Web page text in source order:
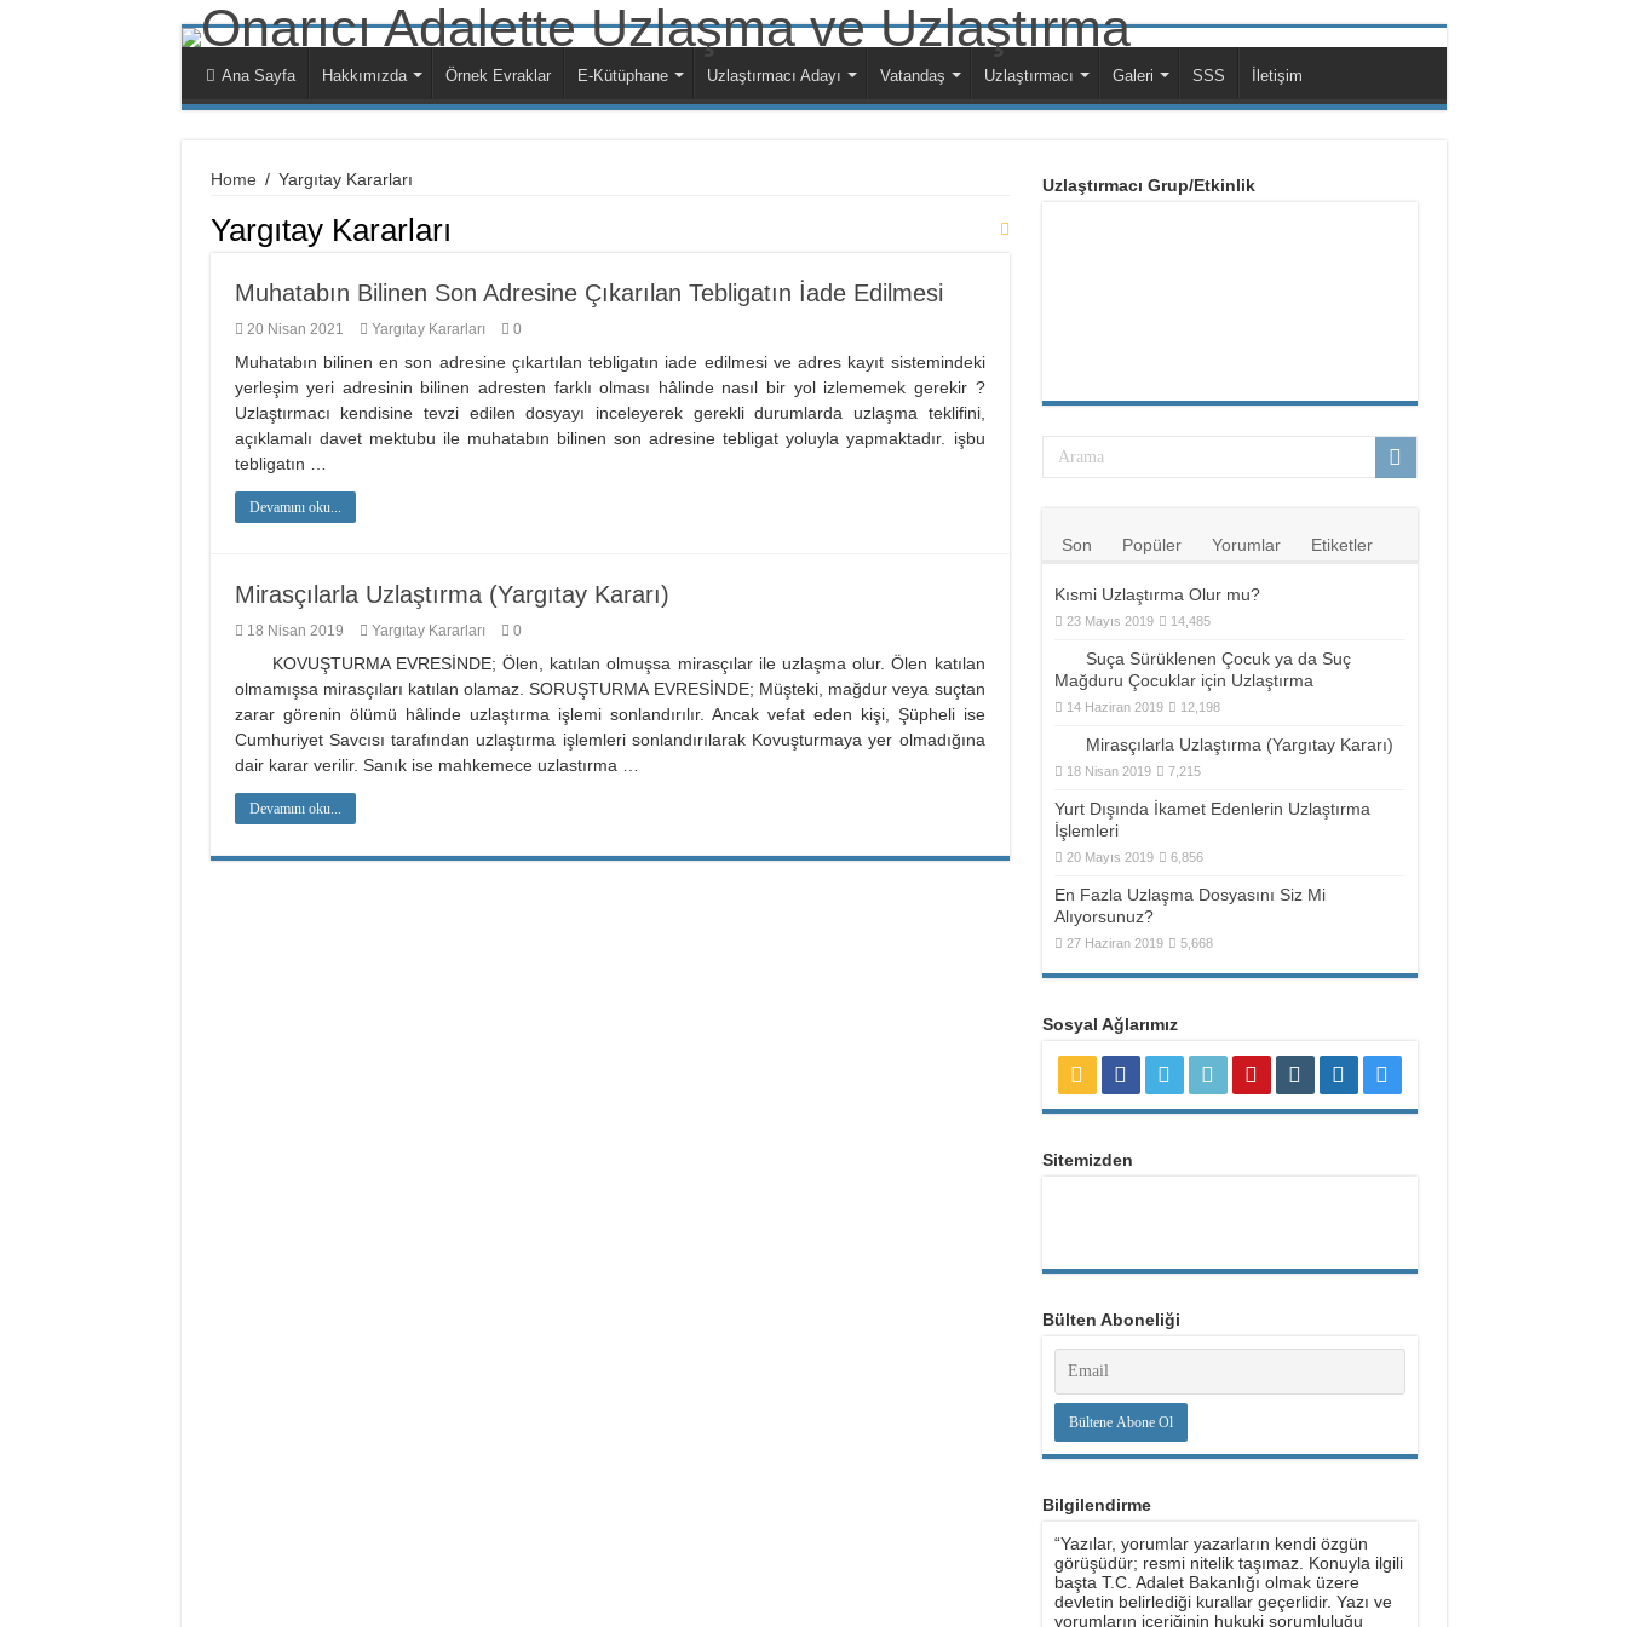
Ana Sayfa Hakkımızda Örnek Evraklar E-Kütüphane Uzlaştırmacı Adayı Vatandaş Uzlaştırmacı Galeri SSS İletişim
Home / Yargıtay Kararları
Yargıtay Kararları
Muhatabın Bilinen Son Adresine Çıkarılan Tebligatın İade Edilmesi
20 Nisan 2021 Yargıtay Kararları 0
Muhatabın bilinen en son adresine çıkartılan tebligatın iade edilmesi ve adres kayıt sistemindeki
yerleşim yeri adresinin bilinen adresten farklı olması hâlinde nasıl bir yol izlememek gerekir ?
Uzlaştırmacı kendisine tevzi edilen dosyayı inceleyerek gerekli durumlarda uzlaşma teklifini,
açıklamalı davet mektubu ile muhatabın bilinen son adresine tebligat yoluyla yapmaktadır. işbu
tebligatın …
Devamını oku...
Mirasçılarla Uzlaştırma (Yargıtay Kararı)
18 Nisan 2019 Yargıtay Kararları 0
KOVUŞTURMA EVRESİNDE; Ölen, katılan olmuşsa mirasçılar ile uzlaşma olur. Ölen katılan
olmamışsa mirasçıları katılan olamaz. SORUŞTURMA EVRESİNDE; Müşteki, mağdur veya suçtan
zarar görenin ölümü hâlinde uzlaştırma işlemi sonlandırılır. Ancak vefat eden kişi, Şüpheli ise
Cumhuriyet Savcısı tarafından uzlaştırma işlemleri sonlandırılarak Kovuşturmaya yer olmadığına
dair karar verilir. Sanık ise mahkemece uzlastırma …
Devamını oku...
Uzlaştırmacı Grup/Etkinlik
Son Popüler Yorumlar Etiketler
Kısmi Uzlaştırma Olur mu?
23 Mayıs 2019 14,485
Suça Sürüklenen Çocuk ya da Suç
Mağduru Çocuklar için Uzlaştırma
14 Haziran 2019 12,198
Mirasçılarla Uzlaştırma (Yargıtay Kararı)
18 Nisan 2019 7,215
Yurt Dışında İkamet Edenlerin Uzlaştırma
İşlemleri
20 Mayıs 2019 6,856
En Fazla Uzlaşma Dosyasını Siz Mi
Alıyorsunuz?
27 Haziran 2019 5,668
Sosyal Ağlarımız
Sitemizden
Bülten Aboneliği
Bilgilendirme
“Yazılar, yorumlar yazarların kendi özgün
görüşüdür; resmi nitelik taşımaz. Konuyla ilgili
başta T.C. Adalet Bakanlığı olmak üzere
devletin belirlediği kurallar geçerlidir. Yazı ve
yorumların içeriğinin hukuki sorumluluğu